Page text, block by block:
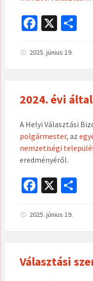
Fa
b
o
k
X
m
2025. június 19.
2024. évi
A Helyi Választási
polgármester, az
nemzetiségi
eredményéről.
Fa
b
o
k
X
m
2025. június 19.
Választási